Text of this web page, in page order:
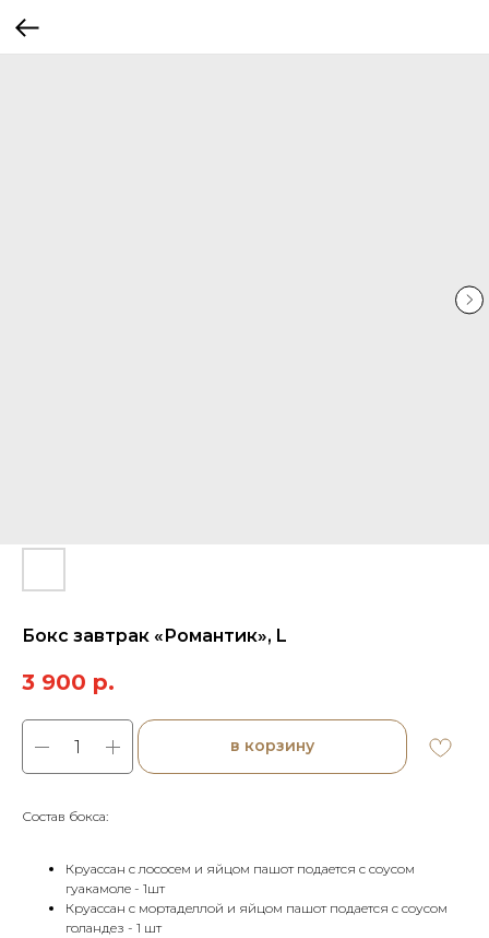
Бокс завтрак «Романтик», L
3 900 р.
в корзину
Состав бокса:
Круассан с лососем и яйцом пашот подается с соусом
гуакамоле - 1шт
Круассан с мортаделлой и яйцом пашот подается с соусом
голандез - 1 шт